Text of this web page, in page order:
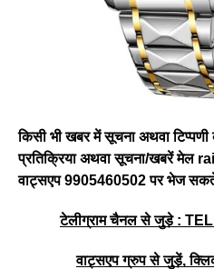
किसी भी खबर में सूचना अथवा
प्रतिक्रिया अथवा सूचना/खबरें मेल
वाट्सएप 9905460502 पर भेज
टेलीग्राम चैनल से जुड़े :
वाट्सएप ग्रुप से जुड़ें,